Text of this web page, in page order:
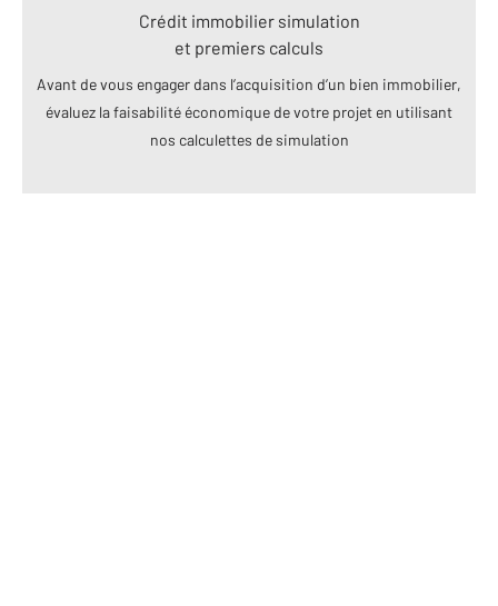
Crédit immobilier simulation
et premiers calculs
Avant de vous engager dans l’acquisition d’un bien immobilier,
évaluez la faisabilité économique de votre projet en utilisant
nos calculettes de simulation